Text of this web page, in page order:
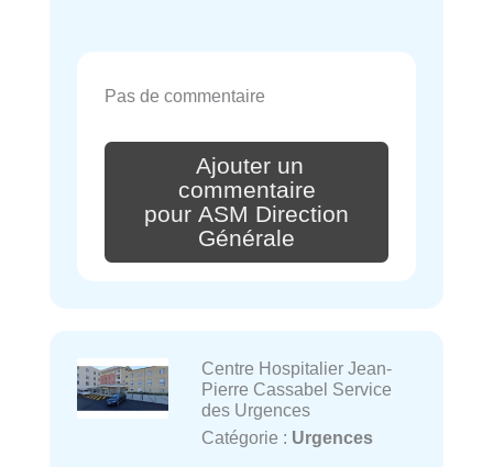
Pas de commentaire
Ajouter un
commentaire
pour ASM Direction
Générale
Centre Hospitalier Jean-
Pierre Cassabel Service
des Urgences
Catégorie : Urgences